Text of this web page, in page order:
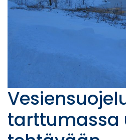
tarttumassa